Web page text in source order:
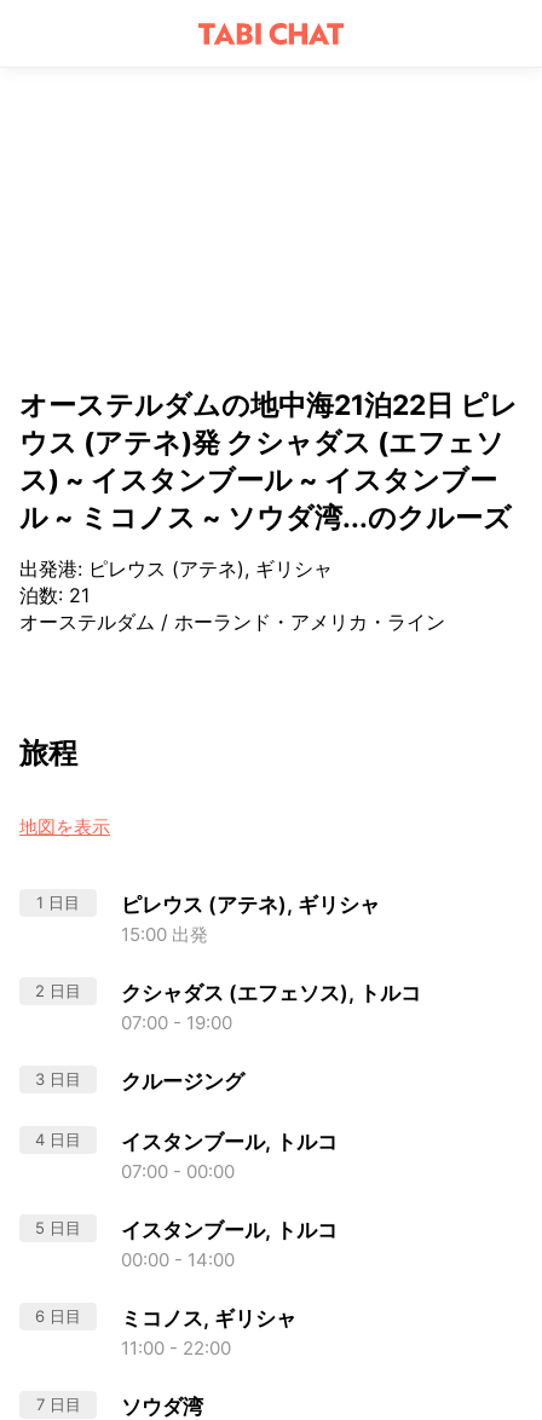
オーステルダムの地中海21泊22日 ピレ
ウス (アテネ)発 クシャダス (エフェソ
ス) ~ イスタンブール ~ イスタンブー
ル ~ ミコノス ~ ソウダ湾...のクルーズ
出発港: ピレウス (アテネ), ギリシャ
泊数: 21
オーステルダム / ホーランド・アメリカ・ライン
旅程
地図を表示
1 日目 ピレウス (アテネ), ギリシャ
15:00 出発
2 日目 クシャダス (エフェソス), トルコ
07:00 - 19:00
3 日目 クルージング
4 日目 イスタンブール, トルコ
07:00 - 00:00
5 日目 イスタンブール, トルコ
00:00 - 14:00
6 日目 ミコノス, ギリシャ
11:00 - 22:00
7 日目 ソウダ湾